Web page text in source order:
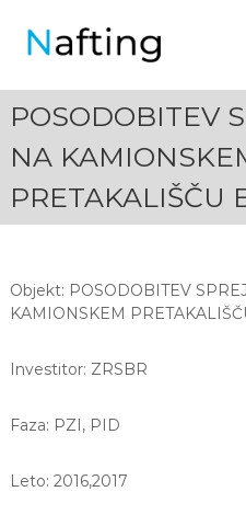
f
t
n
g
.
POSODOBITEV
NA
PRETAKALIŠČU
Objekt: POSODOBITEV
KAMIONSKEM
Investitor: ZRSBR
Faza: PZI, PID
Leto: 2016,2017